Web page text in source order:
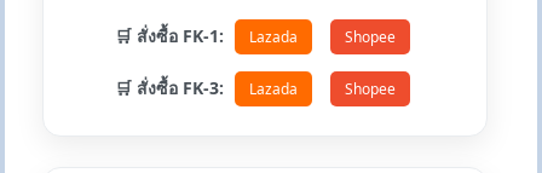
🛒 สั่งซื้อ FK-1: Lazada Shopee
🛒 สั่งซื้อ FK-3: Lazada Shopee